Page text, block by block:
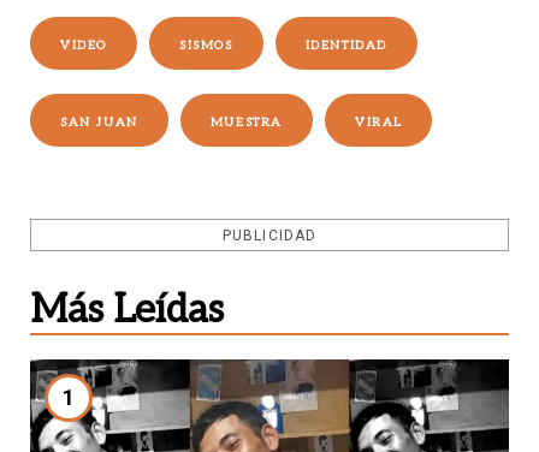
VIDEO SISMOS IDENTIDAD
SAN JUAN MUESTRA VIRAL
PUBLICIDAD
Más Leídas
1